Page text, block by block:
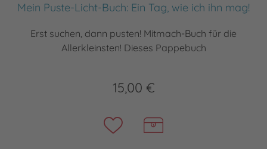
Mein Puste-Licht-Buch: Ein Tag, wie ich ihn mag!
Erst suchen, dann pusten! Mitmach-Buch für die
Allerkleinsten! Dieses Pappebuch
15,00 €